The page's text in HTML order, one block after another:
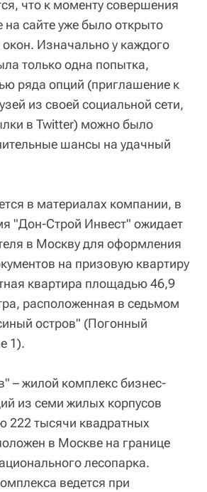
что к моменту совершения
на сайте уже было открыто
Изначально у каждого
только одна попытка,
ряда опций (приглашение к
из своей социальной сети,
в Twitter) можно было
шансы на удачный
в материалах компании, в
"Дон-Строй Инвест" ожидает
в Москву для оформления
на призовую квартиру
квартира площадью 46,9
расположенная в седьмом
остров" (Погонный
1).
– жилой комплекс бизнес-
из семи жилых корпусов
тысячи квадратных
в Москве на границе
лесопарка.
ведется при